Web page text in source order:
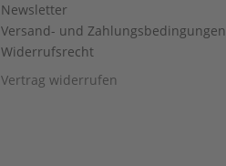
Newsletter
Versand- und Zahlungsbedingungen
Widerrufsrecht
Vertrag widerrufen